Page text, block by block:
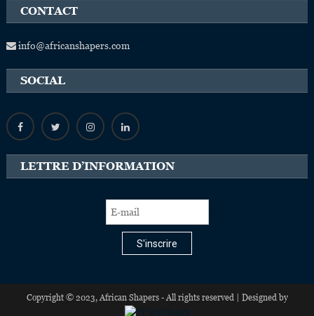
CONTACT
info@africanshapers.com
SOCIAL
LETTRE D’INFORMATION
S'inscrire
Copyright © 2023, African Shapers - All rights reserved | Designed by